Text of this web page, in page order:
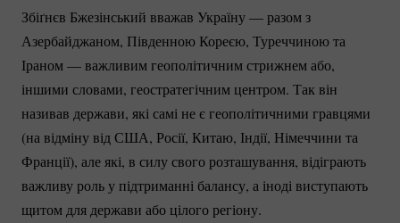
Збіґнєв Бжезінський вважав Україну — разом з
Азербайджаном, Південною Кореєю, Туреччиною та
Іраном — важливим геополітичним стрижнем або,
іншими словами, геостратегічним центром. Так він
називав держави, які самі не є геополітичними гравцями
(на відміну від США, Росії, Китаю, Індії, Німеччини та
Франції), але які, в силу свого розташування, відіграють
важливу роль у підтриманні балансу, а іноді виступають
щитом для держави або цілого регіону.